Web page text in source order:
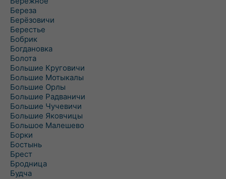
Береза
Берёзовичи
Берестье
Бобрик
Богдановка
Болота
Большие Круговичи
Большие Мотыкалы
Большие Орлы
Большие Радваничи
Большие Чучевичи
Большие Яковчицы
Большое Малешево
Борки
Бостынь
Брест
Бродница
Будча